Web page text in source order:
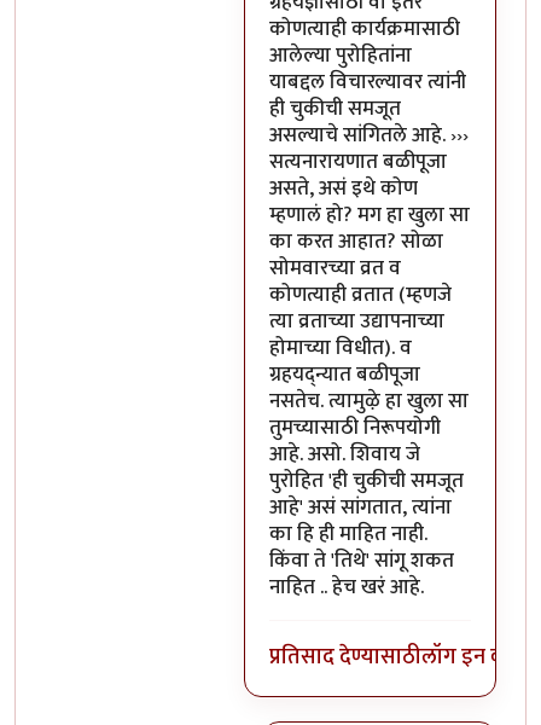
कोणत्याही कार्यक्रमासाठी
आलेल्या पुरोहितांना
याबद्दल विचारल्यावर त्यांनी
ही चुकीची समजूत
असल्याचे सांगितले आहे. ›››
सत्यनारायणात बळीपूजा
असते, असं इथे कोण
म्हणालं हो? मग हा खुला सा
का करत आहात? सोळा
सोमवारच्या व्रत व
कोणत्याही व्रतात (म्हणजे
त्या व्रताच्या उद्यापनाच्या
होमाच्या विधीत). व
ग्रहयद्न्यात बळीपूजा
नसतेच. त्यामुऴे हा खुला सा
तुमच्यासाठी निरूपयोगी
आहे. असो. शिवाय जे
पुरोहित 'ही चुकीची समजूत
आहे' असं सांगतात, त्यांना
का हि ही माहित नाही.
किंवा ते 'तिथे' सांगू शकत
नाहित .. हेच खरं आहे.
प्रतिसाद देण्यासाठीलॉग इन करा